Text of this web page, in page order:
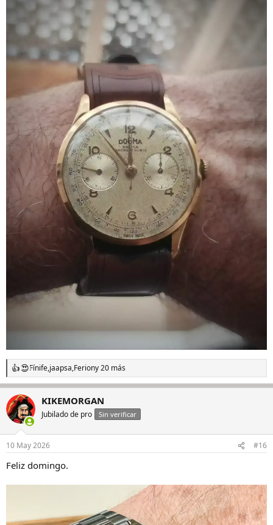
R
e
a
c
c
i
e
:
Fínife,jaapsa,Feriony 20 más
KIKEMORGAN
Jubilado de pro Sin verificar
10 May 2026 #16
Feliz domingo.